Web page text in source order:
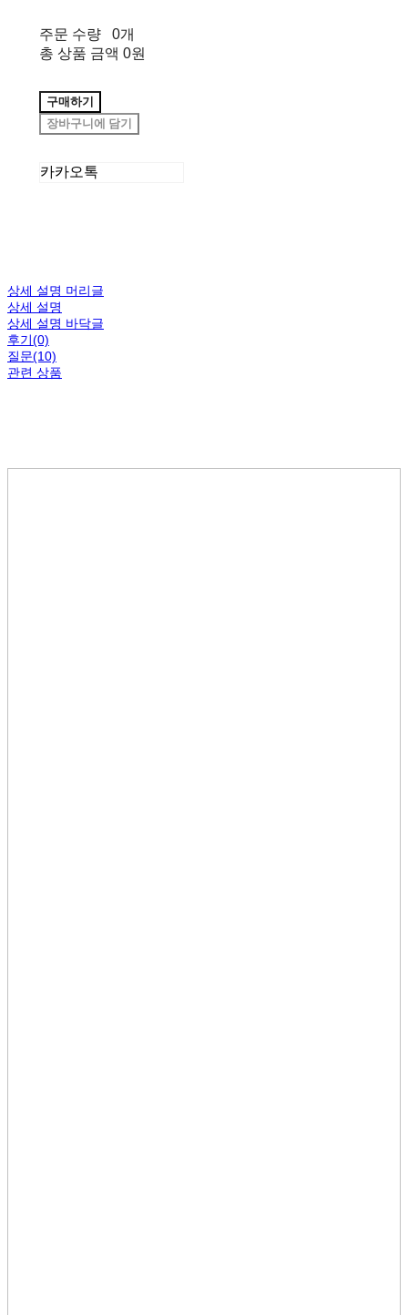
주문 수량
0개
총 상품 금액 0원
구매하기
장바구니에 담기
카카오톡
상세 설명 머리글
상세 설명
상세 설명 바닥글
후기(0)
질문(10)
관련 상품